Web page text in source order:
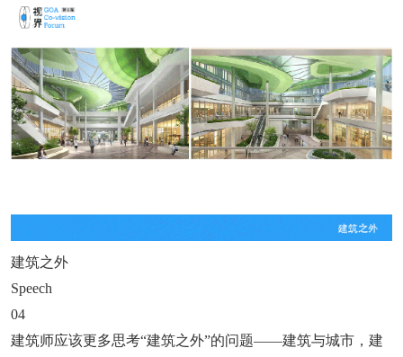
建筑之外
Speech
04
建筑师应该更多思考“建筑之外”的问题——建筑与城市，建